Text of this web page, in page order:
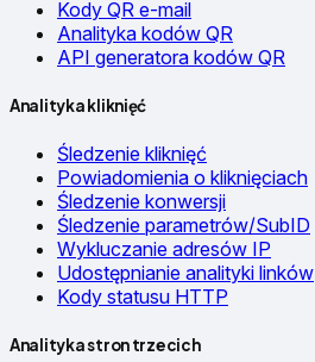
Kody QR e-mail
Analityka kodów QR
API generatora kodów QR
Analityka kliknięć
Śledzenie kliknięć
Powiadomienia o kliknięciach
Śledzenie konwersji
Śledzenie parametrów/SubID
Wykluczanie adresów IP
Udostępnianie analityki linków
Kody statusu HTTP
Analityka stron trzecich